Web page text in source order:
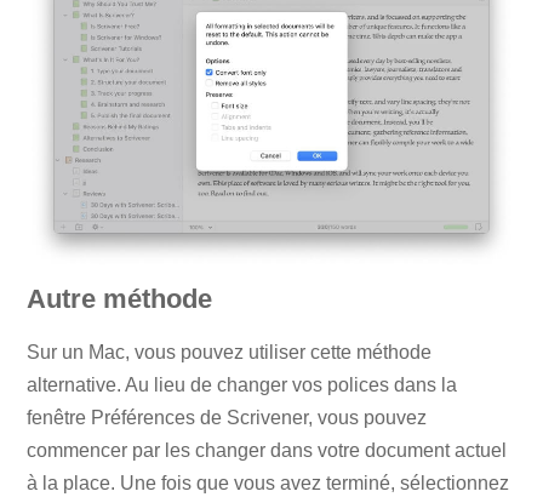
Autre méthode
Sur un Mac, vous pouvez utiliser cette méthode
alternative. Au lieu de changer vos polices dans la
fenêtre Préférences de Scrivener, vous pouvez
commencer par les changer dans votre document actuel
à la place. Une fois que vous avez terminé, sélectionnez